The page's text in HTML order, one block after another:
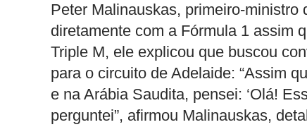
Peter Malinauskas, primeiro-
diretamente com a Fórmula 1 assim
Triple M, ele explicou que buscou
para o circuito de Adelaide: “Assim
e na Arábia Saudita, pensei: ‘Olá!
perguntei”, afirmou Malinauskas,